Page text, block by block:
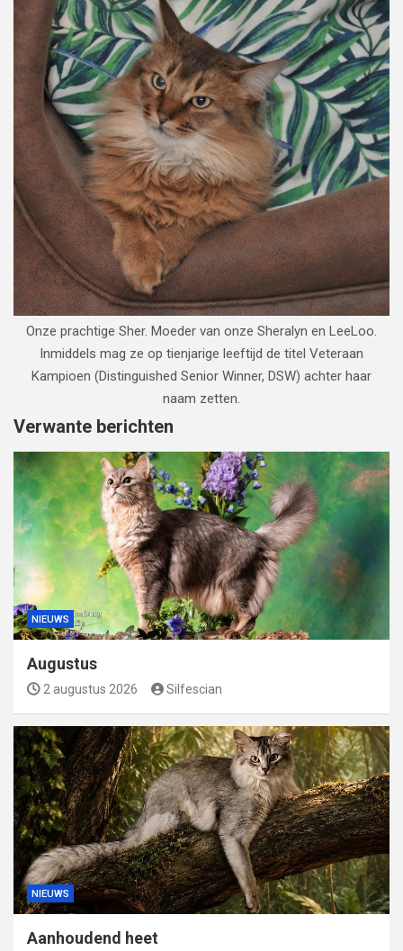
Onze prachtige Sher. Moeder van onze Sheralyn en LeeLoo.
Inmiddels mag ze op tienjarige leeftijd de titel Veteraan
Kampioen (Distinguished Senior Winner, DSW) achter haar
naam zetten.
Verwante berichten
NIEUWS
Augustus
2 augustus 2026 Silfescian
NIEUWS
Aanhoudend heet